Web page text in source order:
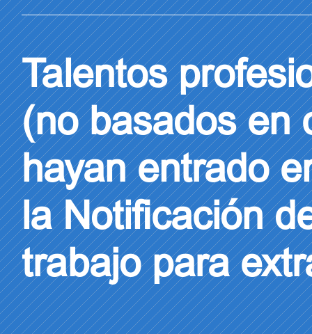
Talentos
(no basados en
hayan entrado
la Notificación
trabajo para